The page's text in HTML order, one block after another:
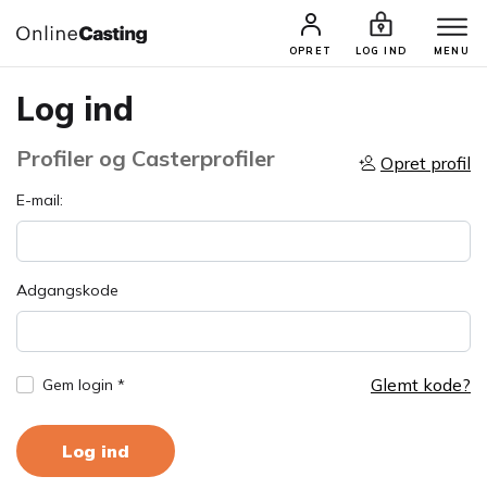
OPRET LOG IND MENU
Log ind
Profiler og Casterprofiler Opret profil
E-mail:
Adgangskode
Gem login * Glemt kode?
Log ind